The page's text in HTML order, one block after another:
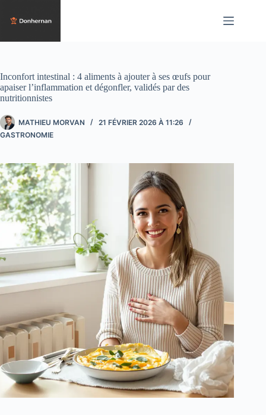
contenu
Inconfort intestinal : 4 aliments à ajouter à ses œufs pour
apaiser l’inflammation et dégonfler, validés par des
nutritionnistes
MATHIEU MORVAN
21 FÉVRIER 2026 À 11:26
GASTRONOMIE